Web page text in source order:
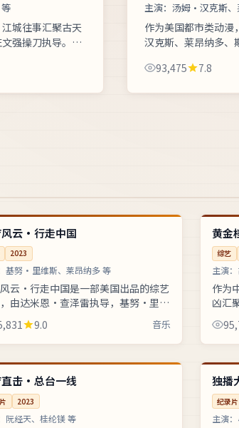
城往事汇聚古天
强操刀执导。综
主演： 汤姆·汉克斯、
作为美国都市类动
汉克斯、莱昂纳多
全片支持高清在线流
93,475 7.8
89:13
风云·行走中国
2023
基努·里维斯、莱昂纳多 等
云·行走中国是一部美国出品的综艺
由达米恩·查泽雷执导，基努·里维
莱昂纳多、汤姆·汉克斯等联袂主演。
08月15日在主流高...
9.0 音乐
中国
黄金
综艺
主演：
作为
凶汇
容
备战
直击·总台一线
2023
阮经天、桂纶镁 等
美国
独播
纪录片
主演：